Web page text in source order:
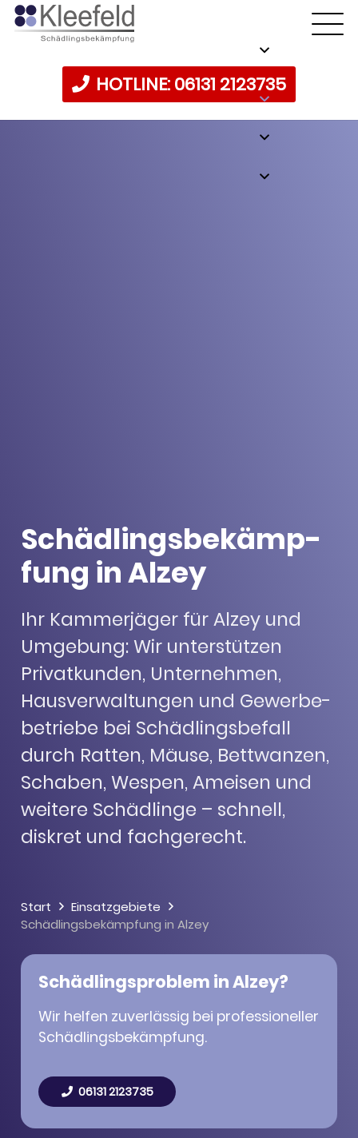
HOTLINE: 06131 2123735
Schäd­lings­be­kämp­
fung in Alzey
Ihr Kammerjäger für Alzey und
Umge­bung: Wir unter­stüt­zen
Privat­kun­den, Unter­neh­men,
Haus­ver­wal­tun­gen und Gewer­be­
be­triebe bei Schäd­lings­be­fall
durch Ratten, Mäuse, Bett­wan­zen,
Scha­ben, Wespen, Amei­sen und
weitere Schäd­linge – schnell,
diskret und fach­ge­recht.
Start
Einsatzgebiete
Schäd­lings­be­kämp­fung in Alzey
Schäd­lings­pro­blem in Alzey?
Wir helfen zuver­läs­sig bei profes­sio­nel­ler
Schäd­lings­be­kämp­fung.
06131 2123735